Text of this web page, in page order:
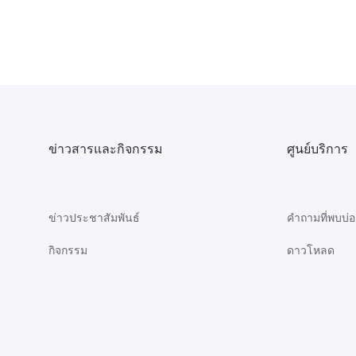
ข่าวสารและกิจกรรม
ข่าวประชาสัมพันธ์
กิจกรรม
ศูนย์บริการ
คำถามที่พบบ่
ดาวโหลด